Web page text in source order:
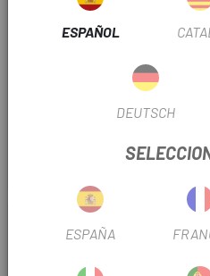
ZAPATILLAS SPECIALIZED
Precio
ESPAÑOL
DEUTSCH
ESPAÑA